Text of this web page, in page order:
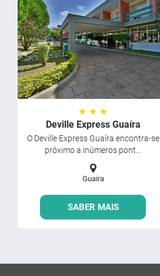
★ ★ ★
Deville Express Guaíra
O Deville Express Guaíra encontra-se
próximo a inúmeros pont...
Guaira
SABER MAIS